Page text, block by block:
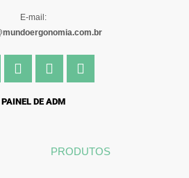
E-mail:
I
n
t
Y
o
t
e
L
i
i
n
PAINEL DE ADM
PRODUTOS